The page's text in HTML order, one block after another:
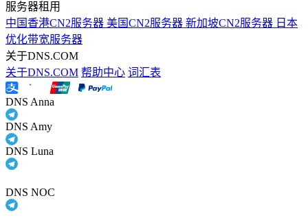
服务器租用
中国香港CN2服务器 美国CN2服务器 新加坡CN2服务器 日本
优化带宽服务器
关于DNS.COM
关于DNS.COM 帮助中心 词汇表
DNS Anna
DNS Amy
DNS Luna
DNS NOC